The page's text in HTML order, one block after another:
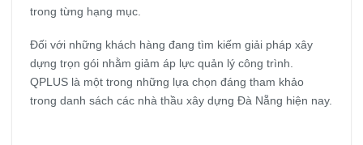
trong từng hạng mục.
Đối với những khách hàng đang tìm kiếm giải pháp xây
dựng trọn gói nhằm giảm áp lực quản lý công trình.
QPLUS là một trong những lựa chọn đáng tham khảo
trong danh sách các nhà thầu xây dựng Đà Nẵng hiện nay.